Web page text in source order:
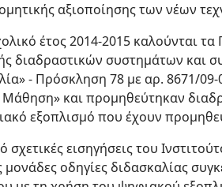
αξιοποίησης των νέων
έτος 2014-2015 καλούνται
διαδραστικών συστημάτων και
- Πρόσκληση 78 με αρ. 8671/09-
Μάθηση» και προμηθεύτηκαν
εξοπλισμό που έχουν
σχετικές εισηγήσεις του
μονάδες οδηγίες διδασκαλίας